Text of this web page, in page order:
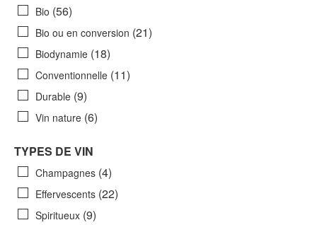
Bio (56)
Bio ou en conversion (21)
Biodynamie (18)
Conventionnelle (11)
Durable (9)
Vin nature (6)
TYPES DE VIN
Champagnes (4)
Effervescents (22)
Spiritueux (9)